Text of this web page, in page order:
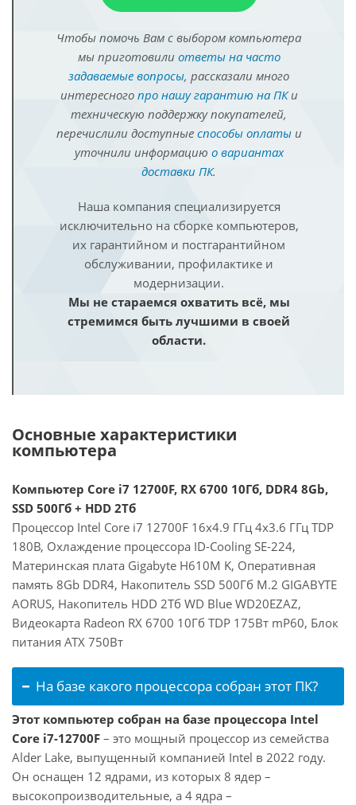
Чтобы помочь Вам с выбором компьютера
мы приготовили ответы на часто
задаваемые вопросы, рассказали много
интересного про нашу гарантию на ПКи
техническую поддержку покупателей,
перечислили доступные способы оплатыи
уточнили информацию о вариантах
доставки ПК.
Наша компания специализируется
исключительно на сборке компьютеров,
их гарантийном и постгарантийном
обслуживании, профилактике и
модернизации.
Мы не стараемся охватить всё, мы
стремимся быть лучшими в своей
области.
Основные характеристики
компьютера
Компьютер Core i7 12700F, RX 6700 10Гб, DDR4 8Gb,
SSD 500Гб + HDD 2Тб
Процессор Intel Core i7 12700F 16x4.9 ГГц 4x3.6 ГГц TDP
180В, Охлаждение процессора ID-Cooling SE-224,
Материнская плата Gigabyte H610M K, Оперативная
память 8Gb DDR4, Накопитель SSD 500Гб M.2 GIGABYTE
AORUS, Накопитель HDD 2Тб WD Blue WD20EZAZ,
Видеокарта Radeon RX 6700 10Гб TDP 175Вт mP60, Блок
питания ATX 750Вт
На базе какого процессора собран этот ПК?
Этот компьютер собран на базе процессора Intel
Core i7-12700F – это мощный процессор из семейства
Alder Lake, выпущенный компанией Intel в 2022 году.
Он оснащен 12 ядрами, из которых 8 ядер –
высокопроизводительные, а 4 ядра –